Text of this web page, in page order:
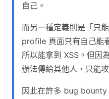
自己。
而另一種定義則是「只
profile 頁面只有自己能
所以能拿到 XSS。但因
辦法傳給其他人，只能
因此在許多 bug